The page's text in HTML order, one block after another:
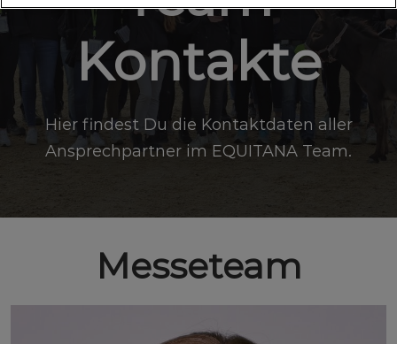
Kontakte
Hier findest Du die Kontaktdaten aller
Ansprechpartner im EQUITANA Team.
Messeteam